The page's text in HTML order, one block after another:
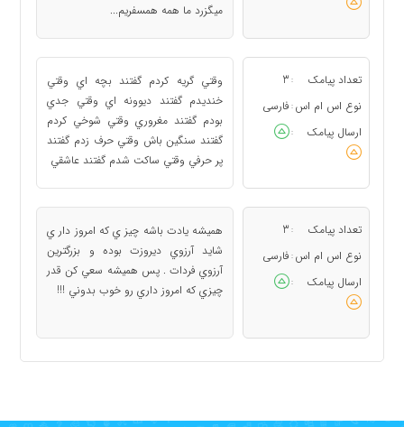
ميگزرد ما همه همسفريم...
تعداد پیامک :
3
نوع اس ام اس : فارسی
ارسال پیامک
:
وقتي گريه كردم گفتند بچه اي وقتي
خنديدم گفتند ديوونه اي وقتي جدي
بودم گفتند مغروري وقتي شوخي كردم
گفتند سنگين باش وقتي حرف زدم گفتند
پر حرفي وقتي ساكت شدم گفتند عاشقي
تعداد پیامک :
3
نوع اس ام اس : فارسی
ارسال پیامک
:
هميشه يادت باشه چيز ي كه امروز دار ي
شايد آرزوي ديروزت بوده و بزرگترين
آرزوي فردات . پس هميشه سعي كن قدر
چيزي كه امروز داري رو خوب بدوني !!!